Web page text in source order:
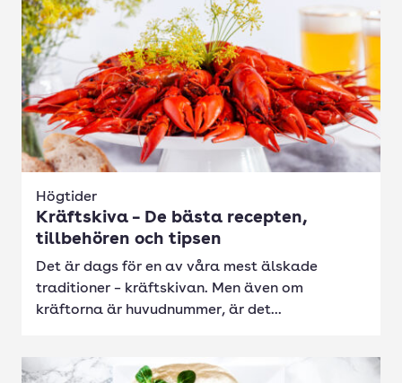
Högtider
Kräftskiva – De bästa recepten,
tillbehören och tipsen
Det är dags för en av våra mest älskade
traditioner – kräftskivan. Men även om
kräftorna är huvudnummer, är det...